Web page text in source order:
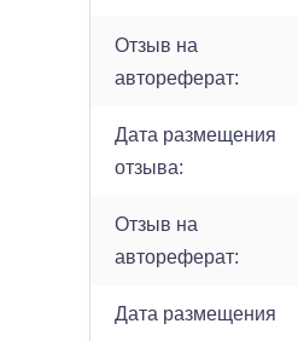
Отзыв на
автореферат:
Дата размещения
отзыва:
Отзыв на
автореферат:
Дата размещения